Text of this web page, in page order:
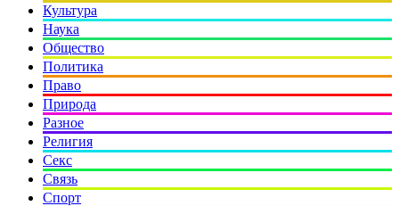
Культура
Наука
Общество
Политика
Право
Природа
Разное
Религия
Секс
Связь
Спорт